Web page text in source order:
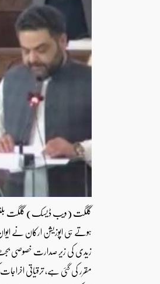
ہوتے ہی اپوزیشن ارکان نے